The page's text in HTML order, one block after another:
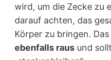
wird, um die Zecke zu
darauf achten, das
Körper zu bringen.
ebenfalls raus und